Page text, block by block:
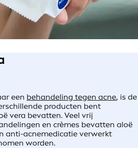
een behandeling tegen acne, is de
producten bent
vera bevatten. Veel vrij
en crèmes bevatten aloë
anti-acnemedicatie verwerkt
worden.